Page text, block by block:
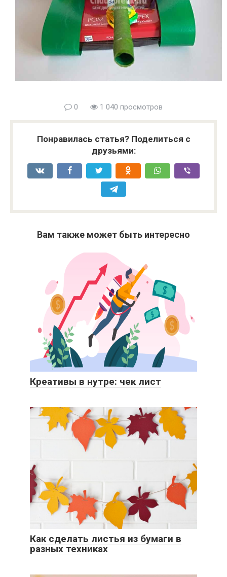
0 1 040 просмотров
Понравилась статья? Поделиться с
друзьями:
Вам также может быть интересно
Креативы в нутре: чек лист
Как сделать листья из бумаги в
разных техниках